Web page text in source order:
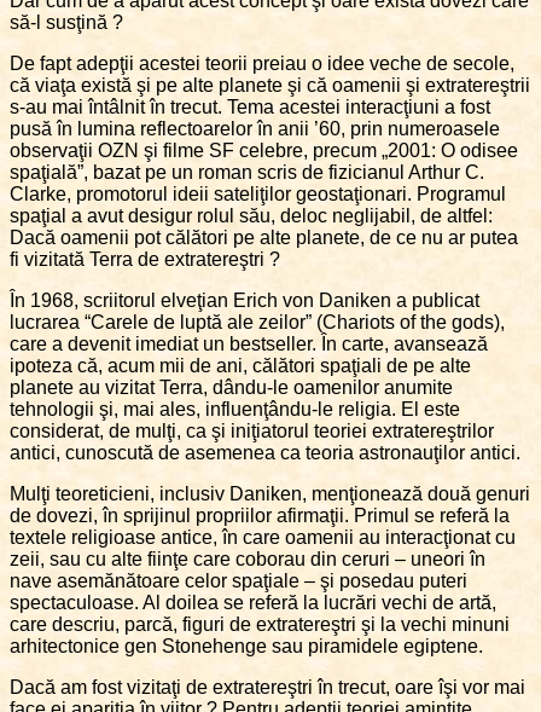
să-l susţină ?
De fapt adepţii acestei teorii preiau o idee veche de secole,
că viaţa există şi pe alte planete şi că oamenii şi extratereştrii
s-au mai întâlnit în trecut. Tema acestei interacţiuni a fost
pusă în lumina reflectoarelor în anii ’60, prin numeroasele
observaţii OZN şi filme SF celebre, precum „2001: O odisee
spaţială”, bazat pe un roman scris de fizicianul Arthur C.
Clarke, promotorul ideii sateliţilor geostaţionari. Programul
spaţial a avut desigur rolul său, deloc neglijabil, de altfel:
Dacă oamenii pot călători pe alte planete, de ce nu ar putea
fi vizitată Terra de extratereştri ?
În 1968, scriitorul elveţian Erich von Daniken a publicat
lucrarea “Carele de luptă ale zeilor” (Chariots of the gods),
care a devenit imediat un bestseller. În carte, avansează
ipoteza că, acum mii de ani, călători spaţiali de pe alte
planete au vizitat Terra, dându-le oamenilor anumite
tehnologii şi, mai ales, influenţându-le religia. El este
considerat, de mulţi, ca şi iniţiatorul teoriei extratereştrilor
antici, cunoscută de asemenea ca teoria astronauţilor antici.
Mulţi teoreticieni, inclusiv Daniken, menţionează două genuri
de dovezi, în sprijinul propriilor afirmaţii. Primul se referă la
textele religioase antice, în care oamenii au interacţionat cu
zeii, sau cu alte fiinţe care coborau din ceruri – uneori în
nave asemănătoare celor spaţiale – şi posedau puteri
spectaculoase. Al doilea se referă la lucrări vechi de artă,
care descriu, parcă, figuri de extratereştri şi la vechi minuni
arhitectonice gen Stonehenge sau piramidele egiptene.
Dacă am fost vizitaţi de extratereştri în trecut, oare îşi vor mai